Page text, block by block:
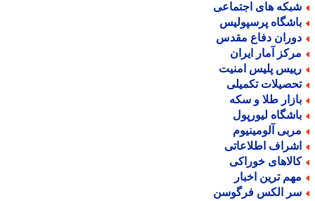
های اجتماعی
پرسپولیس
دفاع مقدس
آمار ایران
پلیس امنیت
تکمیلی
طلا و سکه
لیورپول
آلومینیوم
اطلاعاتی
خوراکی
ترین اخبار
الکس فرگوسن